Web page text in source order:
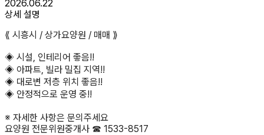
2026.06.22
상세 설명
⟪ 시흥시 / 상가요양원 / 매매 ⟫
◈ 시설, 인테리어 좋음!!
◈ 아파트, 빌라 밀집 지역!!
◈ 대로변 저층 위치 좋음!!
◈ 안정적으로 운영 중!!
※ 자세한 사항은 문의주세요
요양원 전문위원중개사 ☎ 1533-8517